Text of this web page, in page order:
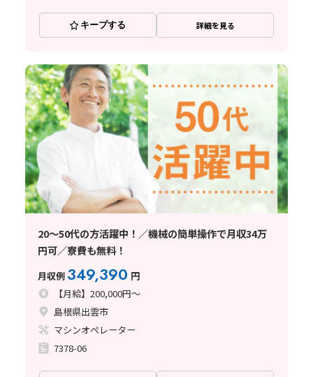
キープする 詳細を見る
20～50代の方活躍中！／機械の簡単操作で月収34万
円可／寮費も無料！
月収例 349,390 円
【月給】200,000円～
島根県出雲市
マシンオペレーター
7378-06